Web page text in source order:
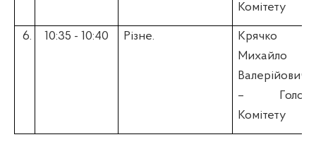
Комітету
6. 10:35 - 10:40 Різне.
Крячко
Михайло
Валерійович
– Голова
Комітету